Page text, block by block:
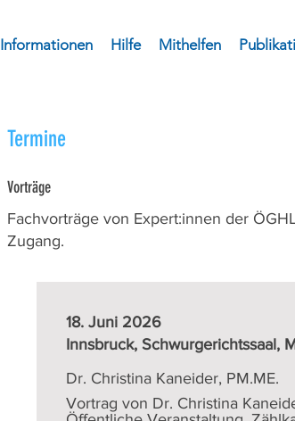
Informationen Hilfe Mithelfen
Termine
Vorträge
Fachvorträge von Expert:innen der
Zugang.
18. Juni 2026
Innsbruck, Schwurgerichtssaal,
Dr. Christina Kaneider, PM.ME.
Vortrag von Dr. Christina